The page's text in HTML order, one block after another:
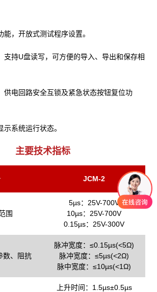
能，开放式测试程序设置。
支持U盘读写，可方便的导入、导出和保存相
供电回路安全互锁及紧急状态按钮复位功
系统运行状态。
主要技术指标
JCM-2
围
5µs：25V-700V
10µs：25V-700V
0.15µs：25V-300V
数、阻抗
脉冲宽度：≤0.15µs(<5Ω)
脉冲宽度：≤5µs(<2Ω)
脉中宽度：≤10µs(<1Ω)
上升时间：1.5µs±0.5µs